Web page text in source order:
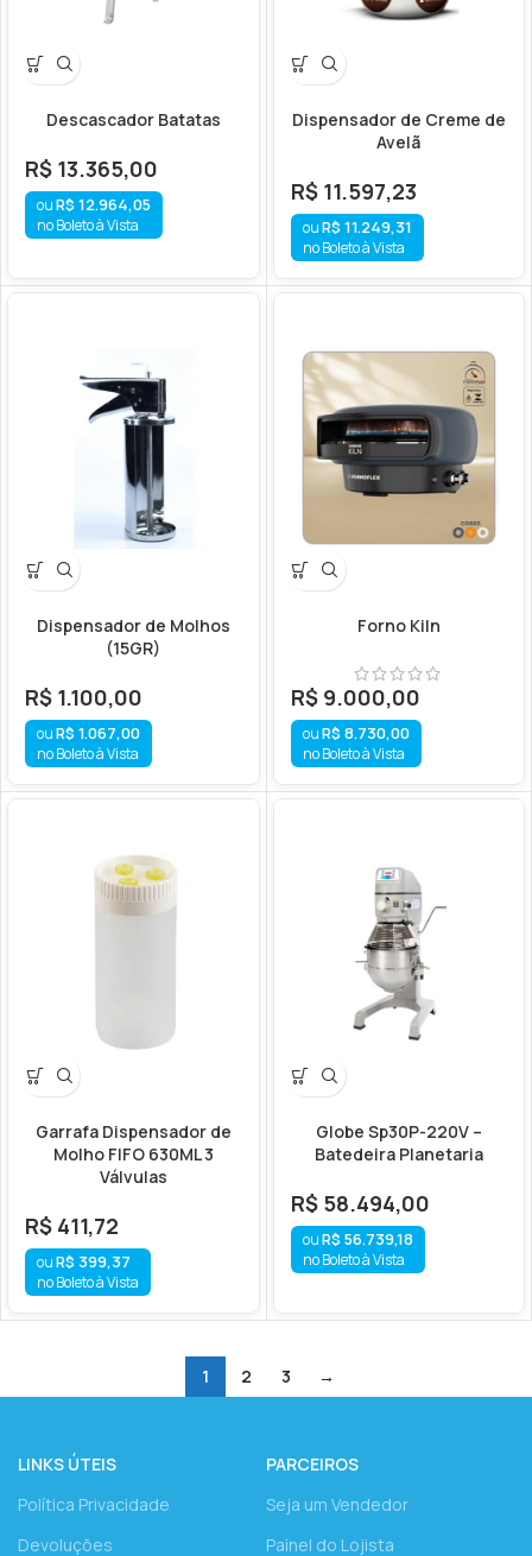
Descascador Batatas
R$ 13.365,00
R$ 12.964,05
no Boleto à Vista
Dispensador de Creme de
Avelã
R$11.597,23
R$ 11.249,31
no Boleto à Vista
Dispensador de Molhos
(15GR)
R$ 1.100,00
R$ 1.067,00
no Boleto à Vista
Forno Kiln
R$9.000,00
R$ 8.730,00
no Boleto à Vista
Garrafa Dispensador de
Molho FIFO 630ML 3
Válvulas
R$ 411,72
R$ 399,37
no Boleto à Vista
Globe Sp30P-220V –
Batedeira Planetaria
R$58.494,00
R$ 56.739,18
no Boleto à Vista
1 2 3 →
LINKS ÚTEIS
Política Privacidade
Devoluções
PARCEIROS
Seja um Vendedor
Painel do Lojista